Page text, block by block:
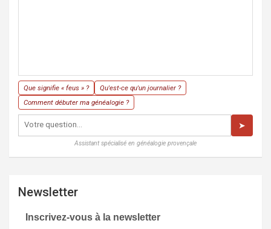
Que signifie « feus » ?
Qu'est-ce qu'un journalier ?
Comment débuter ma généalogie ?
➤
Assistant spécialisé en généalogie provençale
Newsletter
Inscrivez-vous à la newsletter